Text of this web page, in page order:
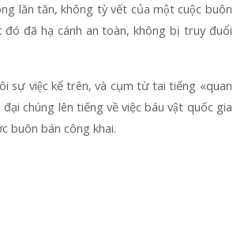
lăn tăn, không tỳ vết của một cuộc buôn
đó đã hạ cánh an toàn, không bị truy đuổi
sự việc kể trên, và cụm từ tai tiếng «quan
chúng lên tiếng về việc báu vật quốc gia
buôn bán công khai.